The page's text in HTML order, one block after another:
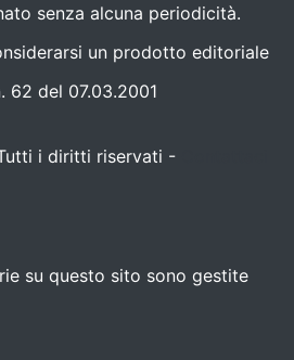
senza alcuna periodicità.
un prodotto editoriale
62 del 07.03.2001
i diritti riservati -
su questo sito sono gestite